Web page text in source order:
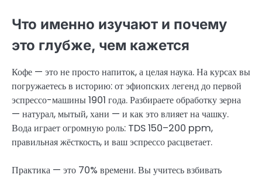
Что именно изучают и почему
это глубже, чем кажется
Кофе — это не просто напиток, а целая наука. На курсах вы
погружаетесь в историю: от эфиопских легенд до первой
эспрессо-машины 1901 года. Разбираете обработку зерна
— натурал, мытый, хани — и как это влияет на чашку.
Вода играет огромную роль: TDS 150–200 ppm,
правильная жёсткость, и ваш эспрессо расцветает.
Практика — это 70% времени. Вы учитесь взбивать